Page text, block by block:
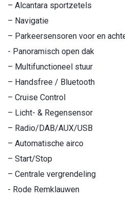
– Alcantara sportzetels
– Navigatie
– Parkeersensoren voor en
- Panoramisch open dak
– Multifunctioneel stuur
– Handsfree / Bluetooth
– Cruise Control
– Licht- & Regensensor
– Radio/DAB/AUX/USB
– Automatische airco
– Start/Stop
– Centrale vergrendeling
- Rode Remklauwen